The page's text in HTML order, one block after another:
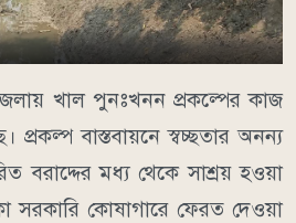
খাল পুনঃখনন প্রকল্পের কাজ
প্রকল্প বাস্তবায়নে স্বচ্ছতার অনন্য
বরাদ্দের মধ্য থেকে সাশ্রয় হওয়া
সরকারি কোষাগারে ফেরত দেওয়া